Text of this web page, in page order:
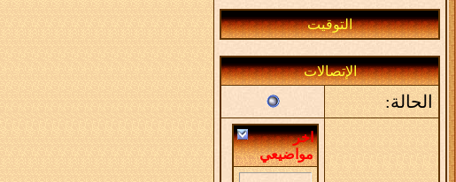
التوقيت
الإتصالات
الحالة:
اخر
مواضيعي